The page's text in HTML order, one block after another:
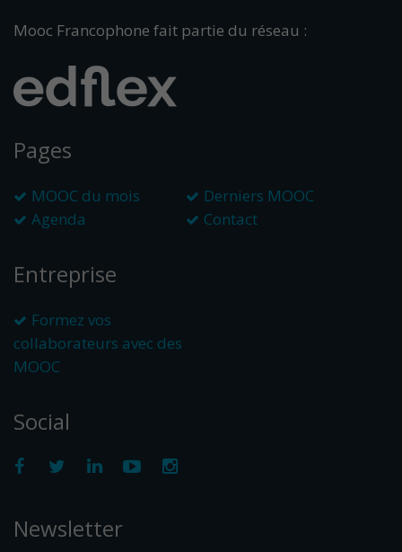
Mooc Francophone fait partie du réseau :
Pages
MOOC du mois
Derniers MOOC
Agenda
Contact
Entreprise
Formez vos
collaborateurs avec des
MOOC
Social
Newsletter